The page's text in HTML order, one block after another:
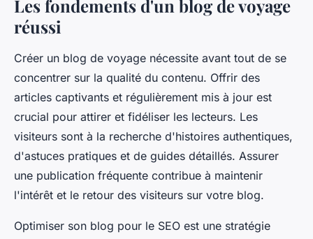
Les fondements d'un blog de voyage
réussi
Créer un blog de voyage nécessite avant tout de se
concentrer sur la qualité du contenu. Offrir des
articles captivants et régulièrement mis à jour est
crucial pour attirer et fidéliser les lecteurs. Les
visiteurs sont à la recherche d'histoires authentiques,
d'astuces pratiques et de guides détaillés. Assurer
une publication fréquente contribue à maintenir
l'intérêt et le retour des visiteurs sur votre blog.
Optimiser son blog pour le SEO est une stratégie